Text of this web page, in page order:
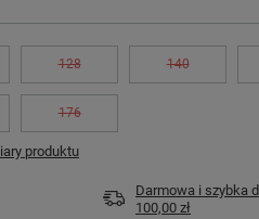
128 140
176
produktu
Darmowa i szybka
100,00 zł